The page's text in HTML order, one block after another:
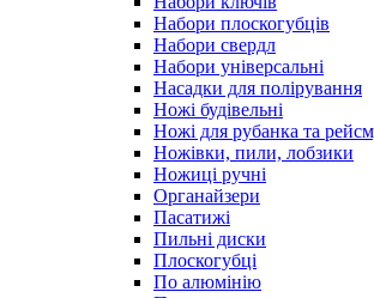
Набори плоскогубців
Набори свердл
Набори універсальні
Насадки для полірування
Ножі будівельні
Ножі для рубанка та
Ножівки, пили, лобзики
Ножиці ручні
Органайзери
Пасатижі
Пильні диски
Плоскогубці
По алюмінію